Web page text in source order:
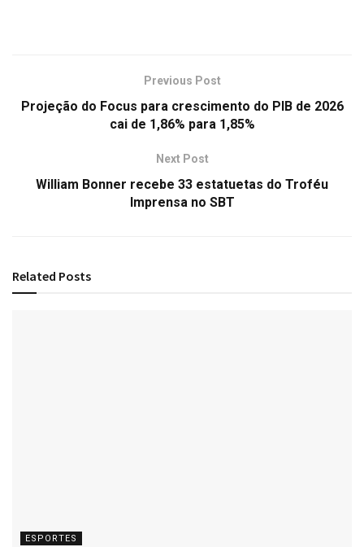
Previous Post
Projeção do Focus para crescimento do PIB de 2026
cai de 1,86% para 1,85%
Next Post
William Bonner recebe 33 estatuetas do Troféu
Imprensa no SBT
Related Posts
ESPORTES